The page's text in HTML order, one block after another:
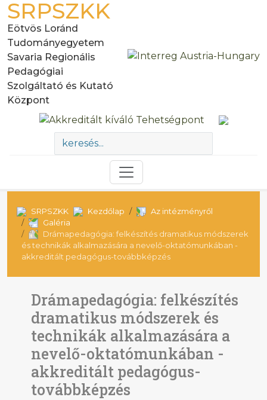
SRPSZKK
Eötvös Loránd
Tudományegyetem
Savaria Regionális
Pedagógiai
Szolgáltató és Kutató
Központ
SRPSZKK Kezdőlap
Az intézményről
Galéria
Drámapedagógia: felkészítés dramatikus módszerek
és technikák alkalmazására a nevelő-oktatómunkában -
akkreditált pedagógus-továbbképzés
Drámapedagógia: felkészítés
dramatikus módszerek és
technikák alkalmazására a
nevelő-oktatómunkában -
akkreditált pedagógus-
továbbképzés